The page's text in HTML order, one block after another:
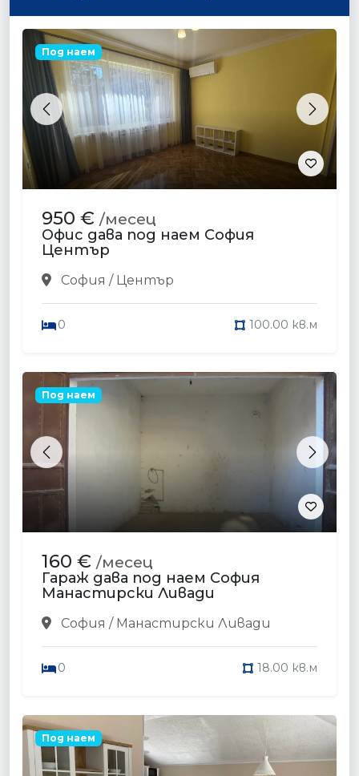
Previous Next
Под наем
950 € /месец
Офис дава под наем София
Център
София / Център
0 100.00 кв.м
Previous Next
Под наем
160 € /месец
Гараж дава под наем София
Манастирски Ливади
София / Манастирски Ливади
0 18.00 кв.м
Под наем